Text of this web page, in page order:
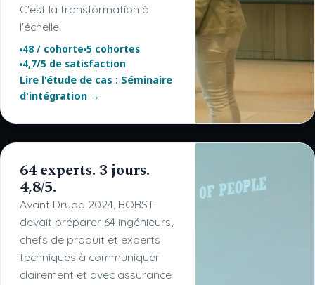
C'est la transformation à
l'échelle.
48 / cohorte 5 cohortes
4,7/5 de satisfaction
Lire l'étude de cas : Séminaire
d'intégration →
64 experts. 3 jours.
4,8/5.
Avant Drupa 2024, BOBST
devait préparer 64 ingénieurs,
chefs de produit et experts
techniques à communiquer
clairement et avec assurance